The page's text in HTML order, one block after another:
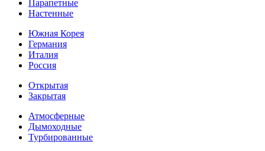
Парапетные
Настенные
Южная Корея
Германия
Италия
Россия
Открытая
Закрытая
Атмосферные
Дымоходные
Турбированные